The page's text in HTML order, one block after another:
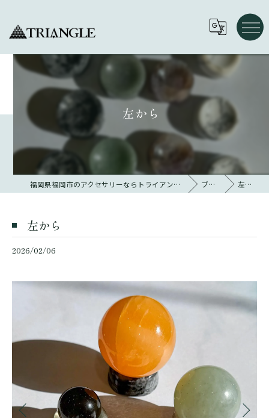
左から
福岡県福岡市のアクセサリーならトライアングル 大名 ブログ 左から
左から
2026/02/06